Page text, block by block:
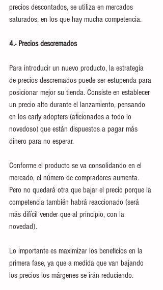
precios descontados, se utiliza en mercados
saturados, en los que hay mucha competencia.
4.- Precios descremados
Para introducir un nuevo producto, la estrategia
de precios descremados puede ser estupenda para
posicionar mejor su tienda. Consiste en establecer
un precio alto durante el lanzamiento, pensando
en los early adopters (aficionados a todo lo
novedoso) que están dispuestos a pagar más
dinero para no esperar.
Conforme el producto se va consolidando en el
mercado, el número de compradores aumenta.
Pero no quedará otra que bajar el precio porque la
competencia también habrá reaccionado (será
más difícil vender que al principio, con la
novedad).
Lo importante es maximizar los beneficios en la
primera fase, ya que a medida que van bajando
los precios los márgenes se irán reduciendo.